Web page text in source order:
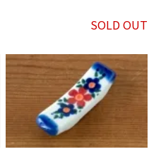
SOLD OUT